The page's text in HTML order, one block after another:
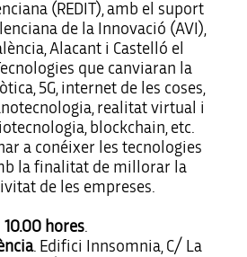
(REDIT), amb el suport
de la Innovació (AVI),
Alacant i Castelló el
que canviaran la
5G, internet de les coses,
realitat virtual i
blockchain, etc.
a conéixer les tecnologies
la finalitat de millorar la
de les empreses.
10.00 hores.
. Edifici Innsomnia, C/ La